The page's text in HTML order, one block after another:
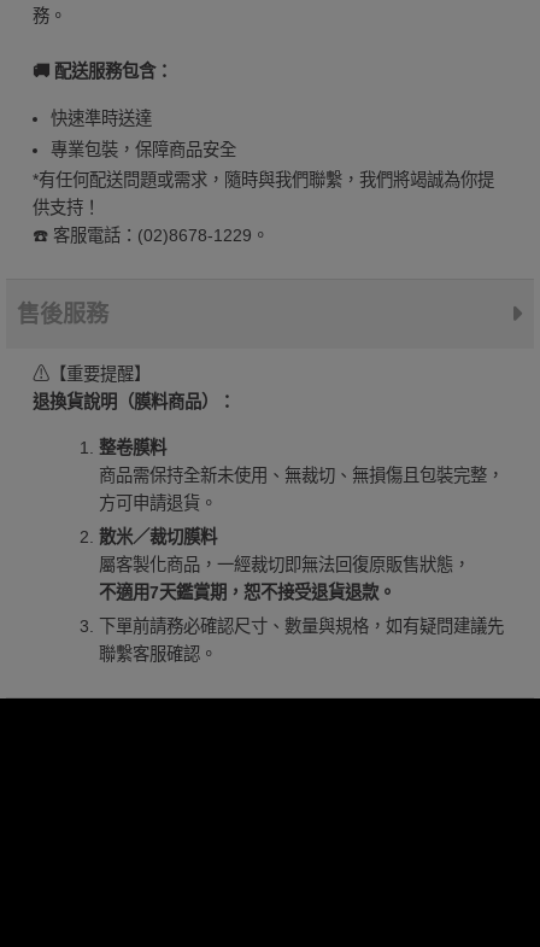
務。
🚚 配送服務包含：
快速準時送達
專業包裝，保障商品安全
*有任何配送問題或需求，隨時與我們聯繫，我們將竭誠為你提
供支持！
☎️ 客服電話：(02)8678-1229。
售後服務
⚠【重要提醒】
退換貨說明（膜料商品）：
整卷膜料
商品需保持全新未使用、無裁切、無損傷且包裝完整，
方可申請退貨。
散米／裁切膜料
屬客製化商品，一經裁切即無法回復原販售狀態，
不適用7天鑑賞期，恕不接受退貨退款。
下單前請務必確認尺寸、數量與規格，如有疑問建議先
聯繫客服確認。